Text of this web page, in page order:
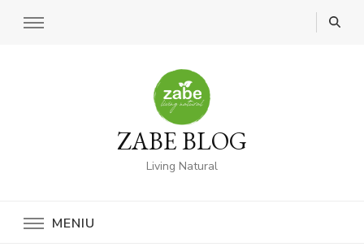
ZABE BLOG
Living Natural
MENIU